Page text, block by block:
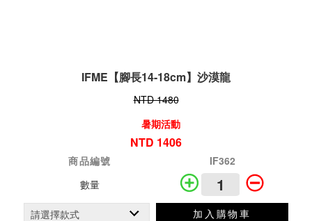
IFME【腳長14-18cm】沙漠龍
NTD 1480
暑期活動
NTD 1406
商品編號
IF362
數量
加入購物車